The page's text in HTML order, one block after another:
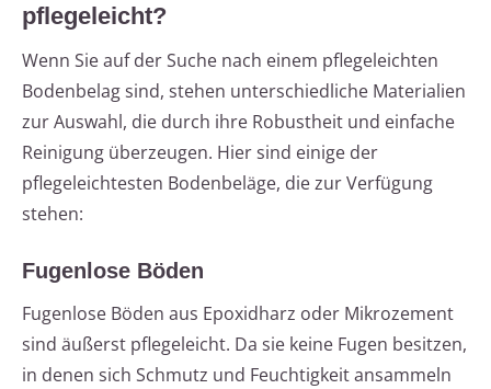
pflegeleicht?
Wenn Sie auf der Suche nach einem pflegeleichten
Bodenbelag sind, stehen unterschiedliche Materialien
zur Auswahl, die durch ihre Robustheit und einfache
Reinigung überzeugen. Hier sind einige der
pflegeleichtesten Bodenbeläge, die zur Verfügung
stehen:
Fugenlose Böden
Fugenlose Böden aus Epoxidharz oder Mikrozement
sind äußerst pflegeleicht. Da sie keine Fugen besitzen,
in denen sich Schmutz und Feuchtigkeit ansammeln